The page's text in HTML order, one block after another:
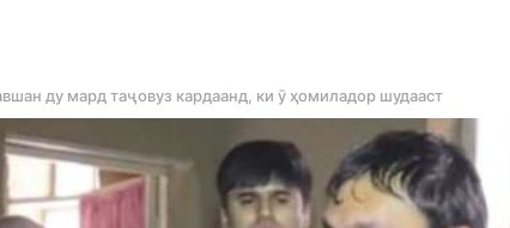
ду мард таҷовуз кардаанд, ки ӯ ҳомиладор шудааст